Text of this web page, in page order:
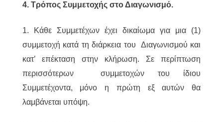
4. Τρόπος Συμμετοχής στο Διαγωνισμό.
1. Κάθε Συμμετέχων έχει δικαίωμα για μια (1)
συμμετοχή κατά τη διάρκεια του Διαγωνισμού και
κατ’ επέκταση στην κλήρωση. Σε περίπτωση
περισσότερων συμμετοχών του ίδιου
Συμμετέχοντα, μόνο η πρώτη εξ αυτών θα
λαμβάνεται υπόψη.